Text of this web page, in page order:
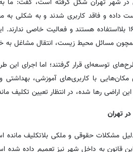
داده و فاقد کاربری شدند و به شکلی به
گونه‌ای که ۶۰ الی ۷۰ درصد اراضی منطقه ۱۶ بلااستفاده
مسائل محیط زیست، انتقال مشاغل به
توسعه‌ای قرار گرفتند؛ اما اجرای این
با کاربری‌های آموزشی، بهداشتی
اراضی رها شده، در انتظار تعیین تکلیف
تهران
مشکلات حقوقی و ملکی بلاتکلیف
قانون به داخل شهر نیز تعمیم داده